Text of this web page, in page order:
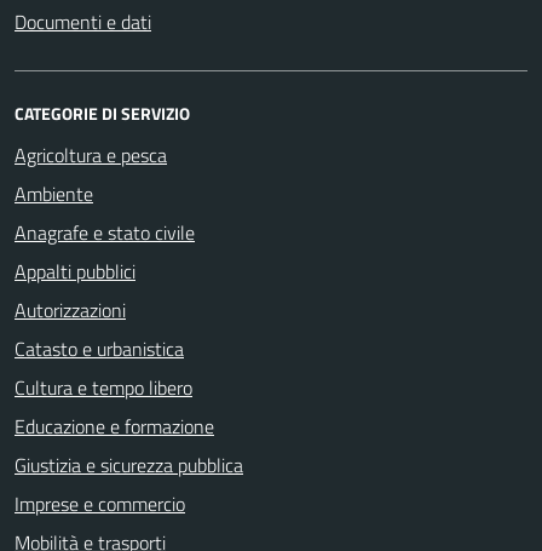
Documenti e dati
CATEGORIE DI SERVIZIO
Agricoltura e pesca
Ambiente
Anagrafe e stato civile
Appalti pubblici
Autorizzazioni
Catasto e urbanistica
Cultura e tempo libero
Educazione e formazione
Giustizia e sicurezza pubblica
Imprese e commercio
Mobilità e trasporti